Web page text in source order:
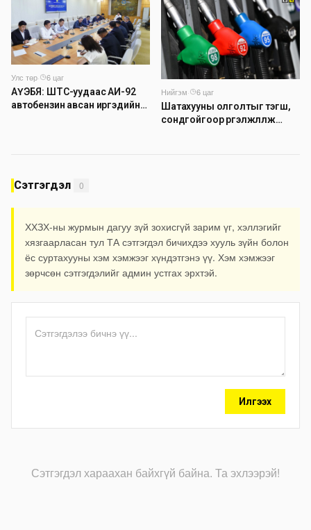
Улс төр·
6 цаг
АҮЭБЯ: ШТС-уудаас АИ-92
автобензин авсан иргэдийн
Нийгэм·
6 цаг
Шатахууны олголтыг тэгш,
сондгойгоор үргэлжлүүлж
Сэтгэгдэл 0
ХХЗХ-ны журмын дагуу зүй зохисгүй зарим үг, хэллэгийг
хязгаарласан тул ТА сэтгэгдэл бичихдээ хууль зүйн болон
ёс суртахууны хэм хэмжээг хүндэтгэнэ үү. Хэм хэмжээг
зөрчсөн сэтгэгдэлийг админ устгах эрхтэй.
Илгээх
Сэтгэгдэл хараахан байхгүй байна. Та эхлээрэй!